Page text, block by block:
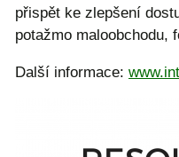
přispět ke zlepšení
potažmo maloobchodu,
Další informace: